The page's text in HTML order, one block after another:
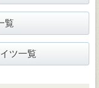
覧
ツ一覧